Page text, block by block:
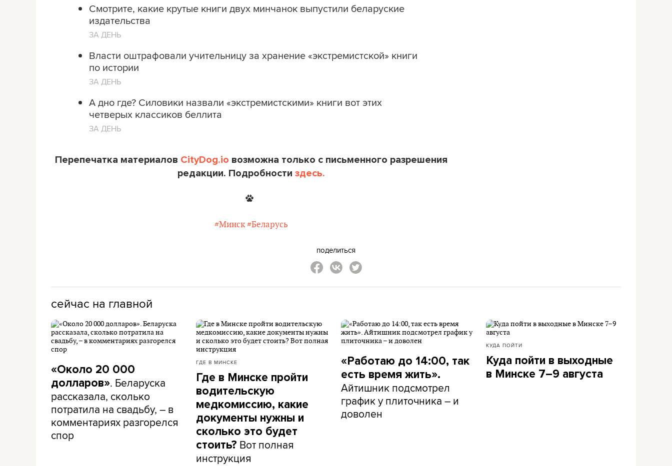
Смотрите, какие крутые книги двух минчанок выпустили беларуские
издательства
ЗА ДЕНЬ
Власти оштрафовали учительницу за хранение «экстремистской» книги
по истории
ЗА ДЕНЬ
А дно где? Силовики назвали «экстремистскими» книги вот этих
четверых классиков беллита
ЗА ДЕНЬ
Перепечатка материалов CityDog.io возможна только с письменного разрешения
редакции. Подробности здесь.
#Минск #Беларусь
поделиться
сейчас на главной
«Около 20 000
долларов». Беларуска
рассказала, сколько
потратила на свадьбу, – в
комментариях разгорелся
спор
ГДЕ В МИНСКЕ
Где в Минске пройти
водительскую
медкомиссию, какие
документы нужны и
сколько это будет
стоить? Вот полная
инструкция
«Работаю до 14:00, так
есть время жить».
Айтишник подсмотрел
график у плиточника – и
доволен
КУДА ПОЙТИ
Куда пойти в выходные
в Минске 7–9 августа